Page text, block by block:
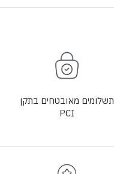
תשלומים מאובטחים בתקן
PCI